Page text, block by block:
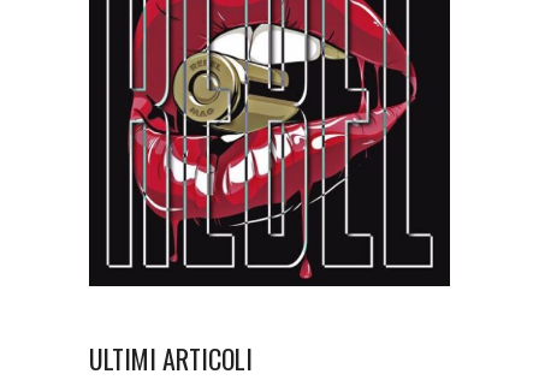
ULTIMI ARTICOLI